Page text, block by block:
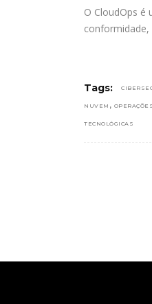
O CloudOps
conformidade,
Tags:
NUVEM ,
TECNOLÓGICAS